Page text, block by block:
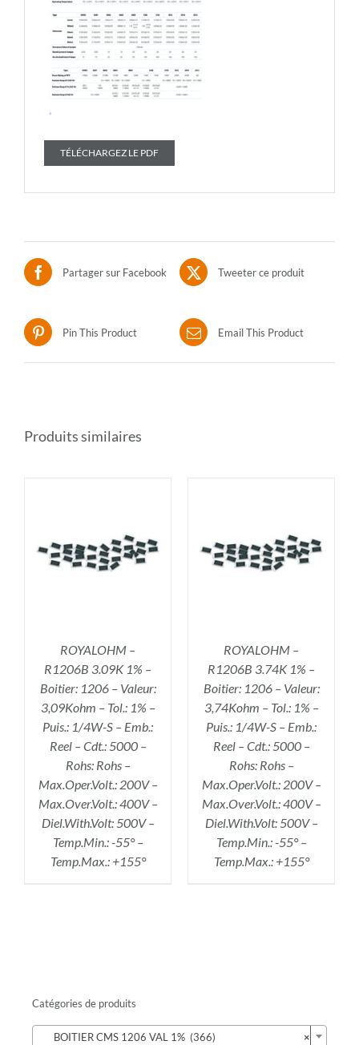
TÉLÉCHARGEZ LE PDF
Partager sur Facebook Tweeter ce produit
Pin This Product Email This Product
Produits similaires
ROYALOHM –
R1206B 3.09K 1% –
Boitier: 1206 – Valeur:
3,09Kohm – Tol.: 1% –
Puis.: 1/4W-S – Emb.:
Reel – Cdt.: 5000 –
Rohs: Rohs –
Max.Oper.Volt.: 200V –
Max.Over.Volt.: 400V –
Diel.With.Volt: 500V –
Temp.Min.: -55° –
Temp.Max.: +155°
AJOUTER AU PANIER
/
DÉTAILS
ROYALOHM –
R1206B 3.74K 1% –
Boitier: 1206 – Valeur:
3,74Kohm – Tol.: 1% –
Puis.: 1/4W-S – Emb.:
Reel – Cdt.: 5000 –
Rohs: Rohs –
Max.Oper.Volt.: 200V –
Max.Over.Volt.: 400V –
Diel.With.Volt: 500V –
Temp.Min.: -55° –
Temp.Max.: +155°
Catégories de produits
×
BOITIER CMS 1206 VAL 1% (366)